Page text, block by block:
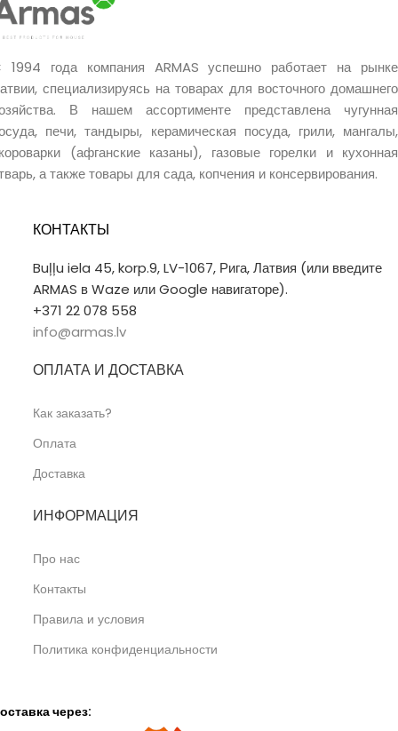
1994 года компания ARMAS успешно работает на рынке
специализируясь на товарах для восточного домашнего
В нашем ассортименте представлена чугунная
печи, тандыры, керамическая посуда, грили, мангалы,
(афганские казаны), газовые горелки и кухонная
а также товары для сада, копчения и консервирования.
КОНТАКТЫ
Buļļu iela 45, korp.9, LV-1067, Рига, Латвия (или введите
ARMAS в Waze или Google навигаторе).
+371 22 078 558
info@armas.lv
ОПЛАТА И ДОСТАВКА
Как заказать?
Оплата
Доставка
ИНФОРМАЦИЯ
Про нас
Контакты
Правила и условия
Политика конфиденциальности
через: